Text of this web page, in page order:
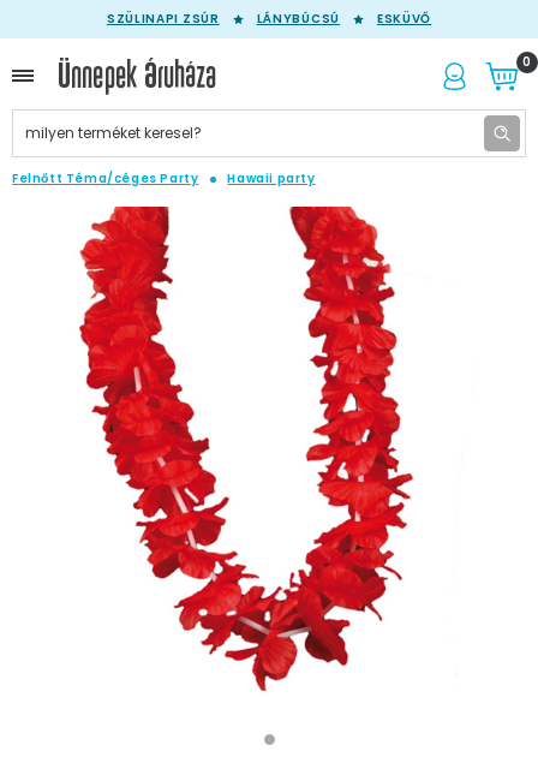
SZÜLINAPI ZSÚR LÁNYBÚCSÚ ESKÜVŐ
0
Felnőtt Téma/céges Party Hawaii party